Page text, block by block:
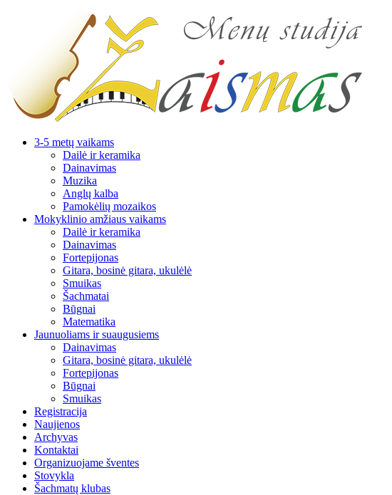
3-5 metų vaikams
Dailė ir keramika
Dainavimas
Muzika
Anglų kalba
Pamokėlių mozaikos
Mokyklinio amžiaus vaikams
Dailė ir keramika
Dainavimas
Fortepijonas
Gitara, bosinė gitara, ukulėlė
Smuikas
Šachmatai
Būgnai
Matematika
Jaunuoliams ir suaugusiems
Dainavimas
Gitara, bosinė gitara, ukulėlė
Fortepijonas
Būgnai
Smuikas
Registracija
Naujienos
Archyvas
Kontaktai
Organizuojame šventes
Stovykla
Šachmatų klubas